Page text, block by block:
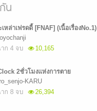
น
หล่าเฟรดดี้ [FNAF] (เนื้อเรื่องNo.1)
ก 4 จบ
10,165
2ชั่วโมงแห่งการตาย
KARU
ก 8 จบ
26,394